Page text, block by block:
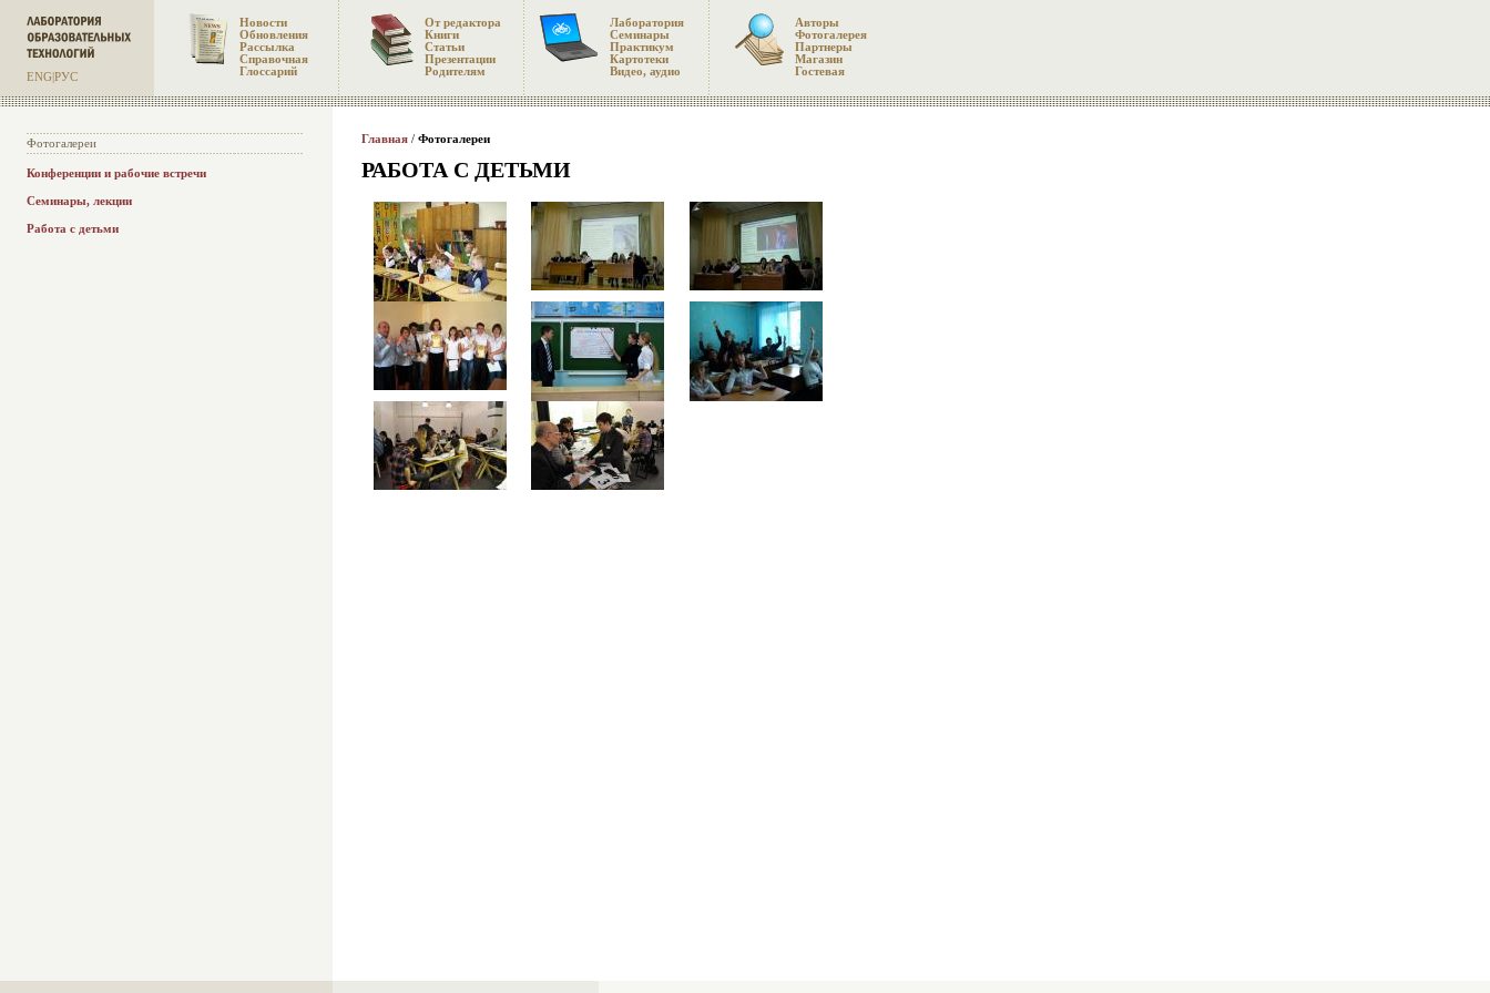
ENGРУС
Новости
Обновления
Рассылка
Справочная
Глоссарий
От редактора
Книги
Статьи
Презентации
Родителям
Лаборатория
Семинары
Практикум
Картотеки
Видео, аудио
Авторы
Фотогалерея
Партнеры
Магазин
Гостевая
Фотогалереи
Конференции и рабочие встречи
Семинары, лекции
Работа с детьми
Главная / Фотогалереи
РАБОТА С ДЕТЬМИ